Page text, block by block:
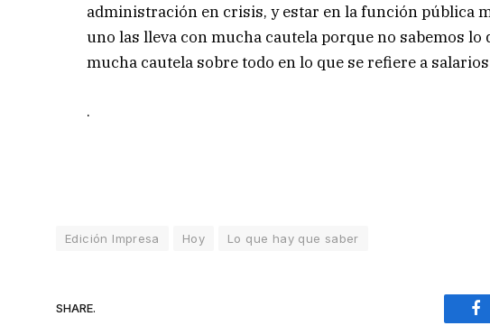
administración en crisis, y estar en la función pública
uno las lleva con mucha cautela porque no sabemos lo
mucha cautela sobre todo en lo que se refiere a
.
Edición Impresa Hoy Lo que hay que saber
SHARE.